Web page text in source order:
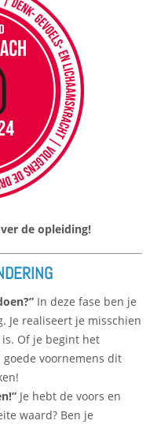
de opleiding!
In deze fase ben je
Je realiseert je misschien
Of je begint het
voornemens dit
Je hebt de voors en
waard? Ben je